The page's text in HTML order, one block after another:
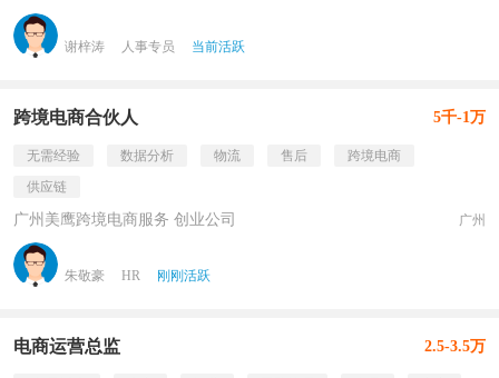
谢梓涛 人事专员 当前活跃
跨境电商合伙人 5千-1万
无需经验 数据分析 物流 售后
跨境电商
供应链
广州美鹰跨境电商服务 创业公司 广州
朱敬豪 HR 刚刚活跃
电商运营总监 2.5-3.5万